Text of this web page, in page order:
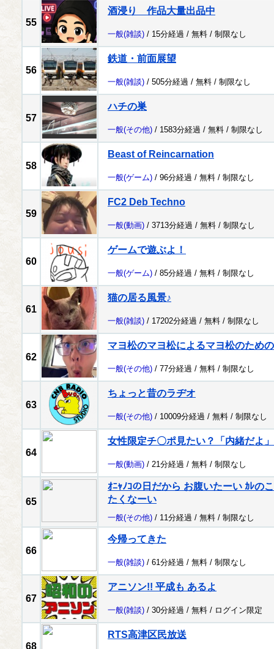
55
酒浸り 作品大量出品中
一般(雑談) / 15分経過 / 無料 / 制限なし
56
鉄道・前面展望
一般(雑談) / 505分経過 / 無料 / 制限なし
57
ハチの巣
一般(その他) / 1583分経過 / 無料 / 制限なし
58
Beast of Reincarnation
一般(ゲーム) / 96分経過 / 無料 / 制限なし
59
FC2 Deb Techno
一般(動画) / 3713分経過 / 無料 / 制限なし
60
ゲームで遊ぶよ！
一般(ゲーム) / 85分経過 / 無料 / 制限なし
61
猫の居る風景♪
一般(雑談) / 17202分経過 / 無料 / 制限なし
62
マヨ松のマヨ松によるマヨ松のため
一般(その他) / 77分経過 / 無料 / 制限なし
63
ちょっと昔のラヂオ
一般(その他) / 10009分経過 / 無料 / 制限なし
64
女性限定チ〇ポ見たい？「内緒だよ」
一般(動画) / 21分経過 / 無料 / 制限なし
65
ｵﾆｬﾉｺの日だから お腹いたーい ｶﾚの
たくなーい
一般(その他) / 11分経過 / 無料 / 制限なし
66
今帰ってきた
一般(雑談) / 61分経過 / 無料 / 制限なし
67
アニソン!! 平成も あるよ
一般(雑談) / 30分経過 / 無料 / ログイン限定
68
RTS高津区民放送